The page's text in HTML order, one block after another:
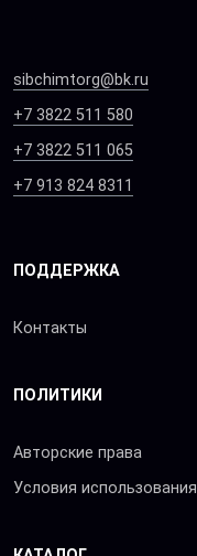
sibchimtorg@bk.ru
+7 3822 511 580
+7 3822 511 065
+7 913 824 8311
ПОДДЕРЖКА
Контакты
ПОЛИТИКИ
Авторские права
Условия использования